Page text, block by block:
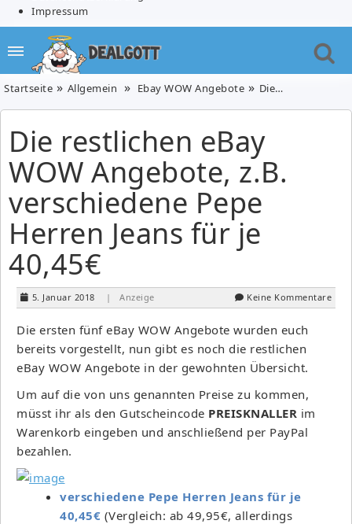
Impressum
Startseite Allgemein Ebay WOW Angebote Die restlichen eBay WOW Angebote, z.B. verschiedene Pepe Herren Jeans für je 40,45€
Die restlichen eBay
WOW Angebote, z.B.
verschiedene Pepe
Herren Jeans für je
40,45€
5. Januar 2018 | Anzeige Keine Kommentare
Die ersten fünf eBay WOW Angebote wurden euch
bereits vorgestellt, nun gibt es noch die restlichen
eBay WOW Angebote in der gewohnten Übersicht.
Um auf die von uns genannten Preise zu kommen,
müsst ihr als den Gutscheincode PREISKNALLER im
Warenkorb eingeben und anschließend per PayPal
bezahlen.
verschiedene Pepe Herren Jeans für je
40,45€ (Vergleich: ab 49,95€, allerdings